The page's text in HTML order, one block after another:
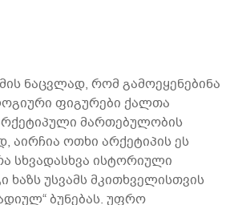
ნაცვლად, რომ გამოეყენებინა
ფიგურები ქალთა
მართებულობის
აირჩია ოთხი არქეტიპის ეს
სხვადასხვა ისტორიული
ხაზს უსვამს მკითხველისთვის
ბუნებას. უფრო